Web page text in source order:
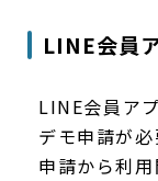
LINE会員
LINE会員ア
デモ申請が必
申請から利